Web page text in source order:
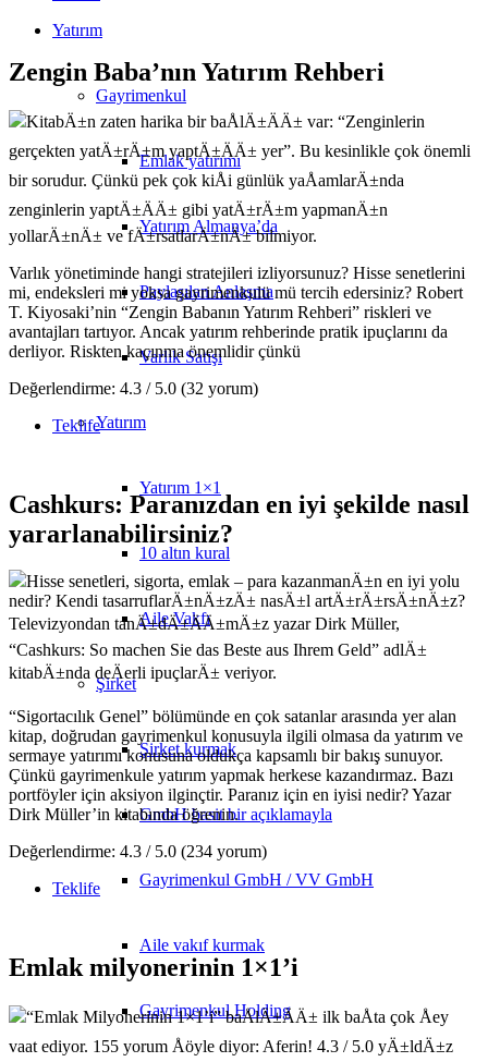
Yatırım
Gayrimenkul
Emlak yatırımı
Yatırım Almanya’da
Paylaşılan Anlaşma
Varlık Satışı
Yatırım
Yatırım 1×1
10 altın kural
Aile Vakfı
Şirket
Şirket kurmak
GmbH basit bir açıklamayla
Gayrimenkul GmbH / VV GmbH
Aile vakıf kurmak
Gayrimenkul Holding
Zengin Baba’nın Yatırım Rehberi
KitabÄ±n zaten harika bir baÅlÄ±ÄÄ± var: “Zenginlerin
gerçekten yatÄ±rÄ±m yaptÄ±ÄÄ± yer”. Bu kesinlikle çok önemli
bir sorudur. Çünkü pek çok kiÅi günlük yaÅamlarÄ±nda
zenginlerin yaptÄ±ÄÄ± gibi yatÄ±rÄ±m yapmanÄ±n
yollarÄ±nÄ± ve fÄ±rsatlarÄ±nÄ± bilmiyor.
Varlık yönetiminde hangi stratejileri izliyorsunuz? Hisse senetlerini
mi, endeksleri mi yoksa gayrimenkulü mü tercih edersiniz? Robert
T. Kiyosaki’nin “Zengin Babanın Yatırım Rehberi” riskleri ve
avantajları tartıyor. Ancak yatırım rehberinde pratik ipuçlarını da
derliyor. Riskten kaçınma önemlidir çünkü
Değerlendirme: 4.3 / 5.0 (32 yorum)
Teklife
Cashkurs: Paranızdan en iyi şekilde nasıl
yararlanabilirsiniz?
Hisse senetleri, sigorta, emlak – para kazanmanÄ±n en iyi yolu
nedir? Kendi tasarruflarÄ±nÄ±zÄ± nasÄ±l artÄ±rÄ±rsÄ±nÄ±z?
Televizyondan tanÄ±dÄ±ÄÄ±mÄ±z yazar Dirk Müller,
“Cashkurs: So machen Sie das Beste aus Ihrem Geld” adlÄ±
kitabÄ±nda deÄerli ipuçlarÄ± veriyor.
“Sigortacılık Genel” bölümünde en çok satanlar arasında yer alan
kitap, doğrudan gayrimenkul konusuyla ilgili olmasa da yatırım ve
sermaye yatırımı konusuna oldukça kapsamlı bir bakış sunuyor.
Çünkü gayrimenkule yatırım yapmak herkese kazandırmaz. Bazı
portföyler için aksiyon ilginçtir. Paranız için en iyisi nedir? Yazar
Dirk Müller’in kitabında öğrenin.
Değerlendirme: 4.3 / 5.0 (234 yorum)
Teklife
Emlak milyonerinin 1×1’i
“Emlak Milyonerinin 1×1’i” baÅlÄ±ÄÄ± ilk baÅta çok Åey
vaat ediyor. 155 yorum Åöyle diyor: Aferin! 4.3 / 5.0 yÄ±ldÄ±z